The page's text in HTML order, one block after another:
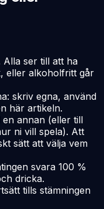
Alla ser till att ha
eller alkoholfritt går
skriv egna, använd
här artikeln.
annan (eller till
ni vill spela). Att
sätt att välja vem
svara 100 %
dricka.
tills stämningen